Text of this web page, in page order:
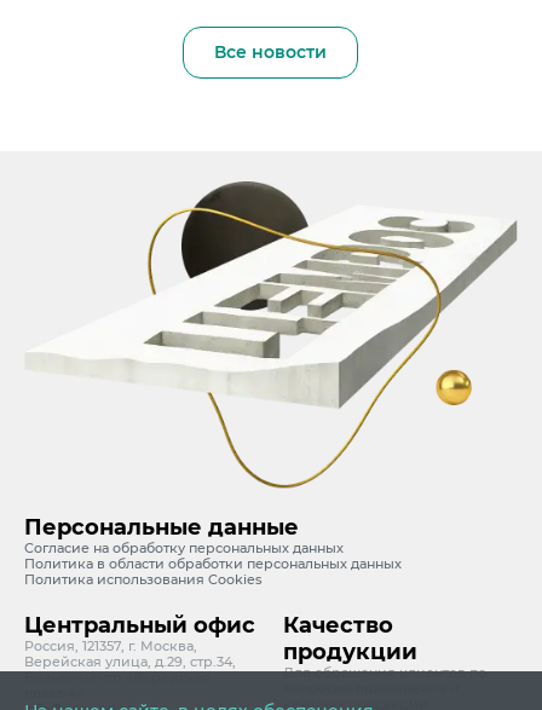
Все новости
Персональные данные
Согласие на обработку персональных данных
Политика в области обработки персональных данных
Политика использования Cookies
Центральный офис
Россия, 121357, г. Москва,
Верейская улица, д.29, стр.34,
Качество
продукции
Для обращения клиентов по
качества продукции